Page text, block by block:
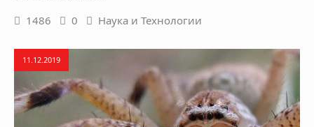
1486 0 Наука и Технологии
11.12.2019